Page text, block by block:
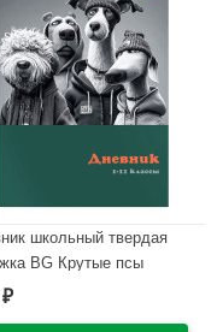
школьный твердая
BG Крутые псы
ламинация
₽